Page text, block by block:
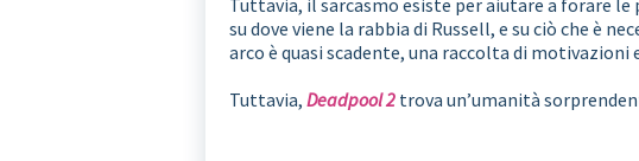
su dove viene la rabbia di Russell, e su ciò che è
arco è quasi scadente, una raccolta di
Tuttavia,Deadpool 2 trova un’umanità